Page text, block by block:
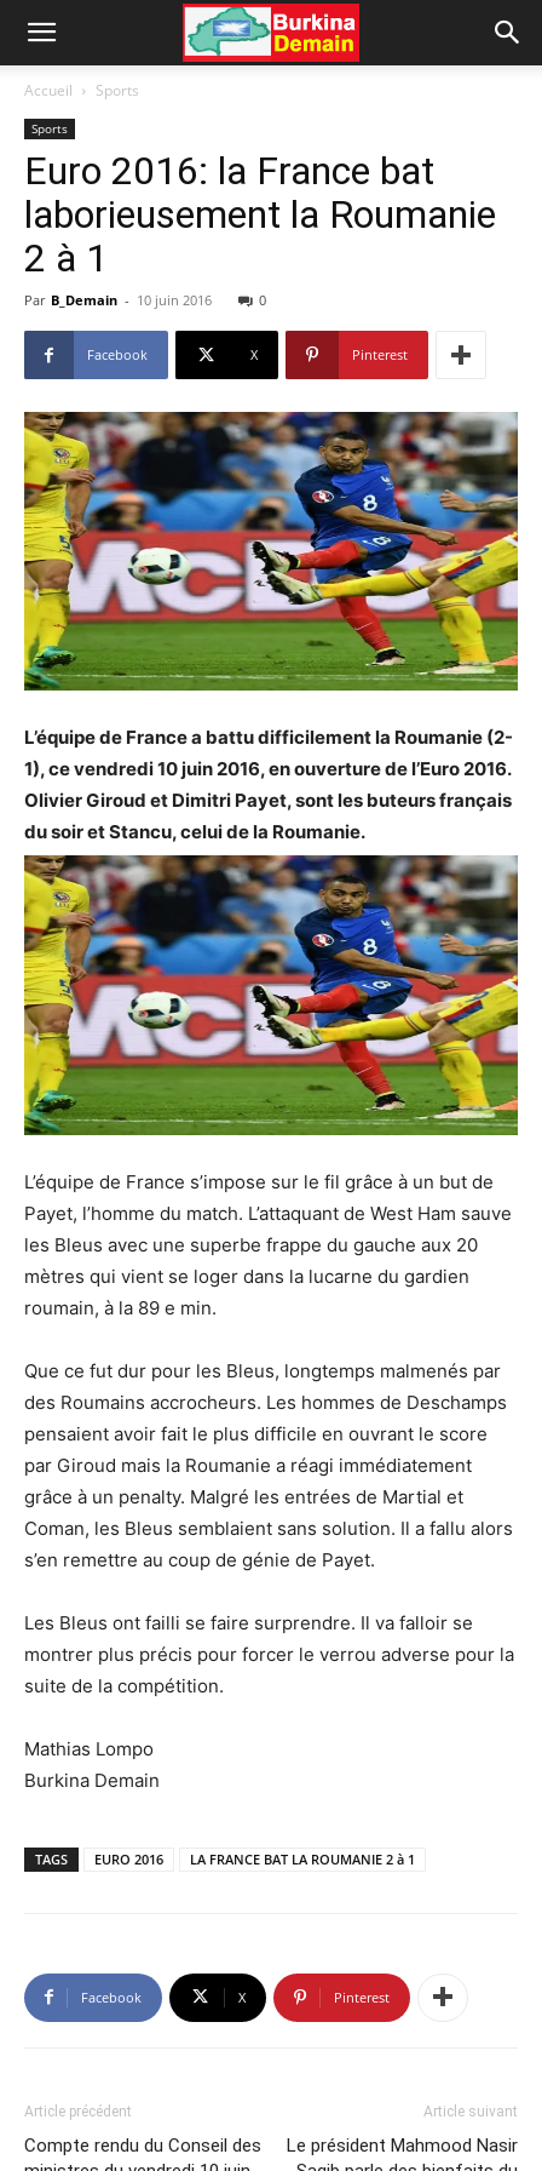
Accueil Sports
Sports
Euro 2016: la France bat
laborieusement la Roumanie
2 à 1
Par B_Demain - 10 juin 2016 0
Facebook X Pinterest
L’équipe de France a battu difficilement la Roumanie (2-
1), ce vendredi 10 juin 2016, en ouverture de l’Euro 2016.
Olivier Giroud et Dimitri Payet, sont les buteurs français
du soir et Stancu, celui de la Roumanie.
L’équipe de France s’impose sur le fil grâce à un but de
Payet, l’homme du match. L’attaquant de West Ham sauve
les Bleus avec une superbe frappe du gauche aux 20
mètres qui vient se loger dans la lucarne du gardien
roumain, à la 89 e min.
Que ce fut dur pour les Bleus, longtemps malmenés par
des Roumains accrocheurs. Les hommes de Deschamps
pensaient avoir fait le plus difficile en ouvrant le score
par Giroud mais la Roumanie a réagi immédiatement
grâce à un penalty. Malgré les entrées de Martial et
Coman, les Bleus semblaient sans solution. Il a fallu alors
s’en remettre au coup de génie de Payet.
Les Bleus ont failli se faire surprendre. Il va falloir se
montrer plus précis pour forcer le verrou adverse pour la
suite de la compétition.
Mathias Lompo
Burkina Demain
TAGS EURO 2016 LA FRANCE BAT LA ROUMANIE 2 à 1
Facebook X Pinterest
Article précédent
Compte rendu du Conseil des
Article suivant
Le président Mahmood Nasir